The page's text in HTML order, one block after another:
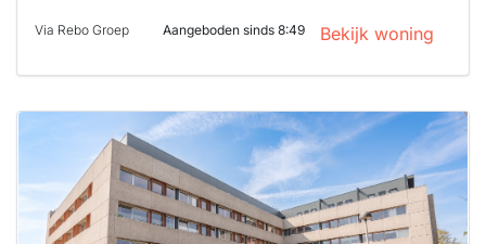
Via Rebo Groep Aangeboden sinds 8:49 Bekijk woning
Deze woning
waarschijnlijk
al verhuurd
Om kans te
maken moet je
binnen 15